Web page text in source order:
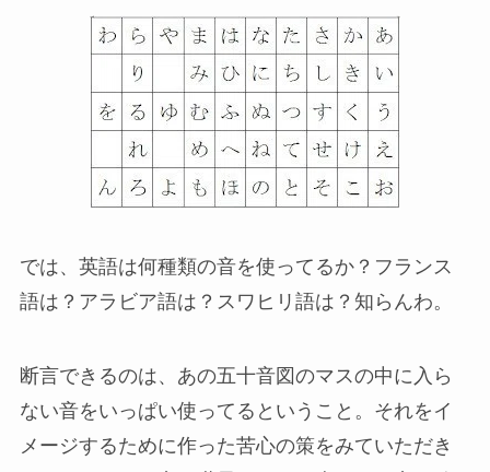
では、英語は何種類の音を使ってるか？フランス
語は？アラビア語は？スワヒリ語は？知らんわ。
断言できるのは、あの五十音図のマスの中に入ら
ない音をいっぱい使ってるということ。それをイ
メージするために作った苦心の策をみていただき